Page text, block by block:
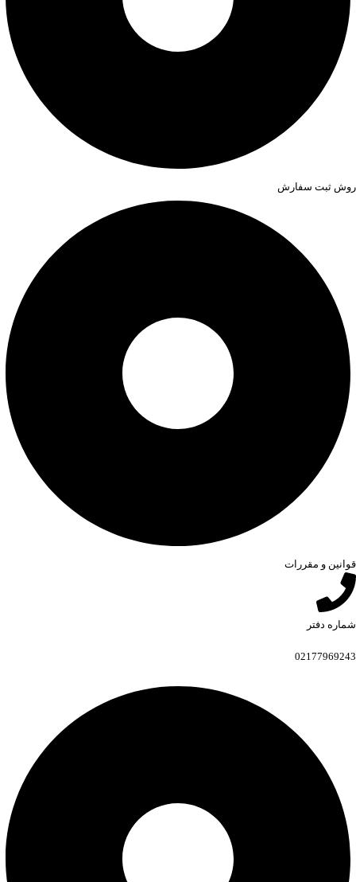
روش ثبت سفارش
قوانین و مقررات
شماره دفتر
02177969243